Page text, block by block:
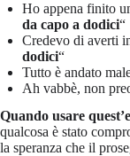
Ho appena finito
da capo a dodici“
Credevo di averti
dodici“
Tutto è andato
Ah vabbè, non
Quando usare
qualcosa è stato
la speranza che il